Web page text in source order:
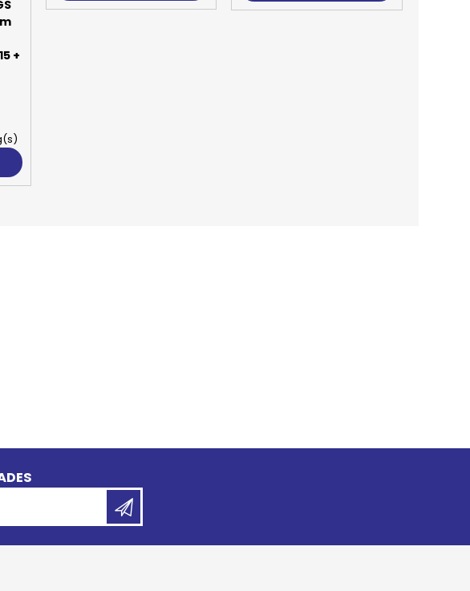
+
Alimento THREE DOGS